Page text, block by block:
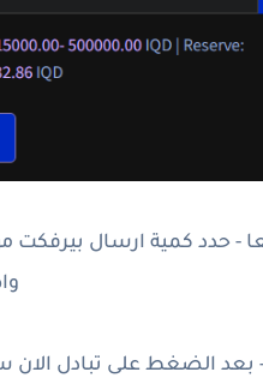
- حدد كمية ارسال
بعد الضغط على تبادل